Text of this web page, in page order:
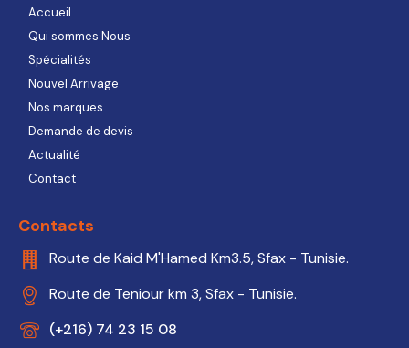
Accueil
Qui sommes Nous
Spécialités
Nouvel Arrivage
Nos marques
Demande de devis
Actualité
Contact
Contacts
Route de Kaid M'Hamed Km3.5, Sfax - Tunisie.
Route de Teniour km 3, Sfax - Tunisie.
(+216) 74 23 15 08